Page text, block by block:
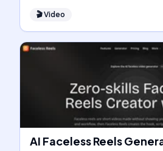
🎬Video
AI Faceless Reels